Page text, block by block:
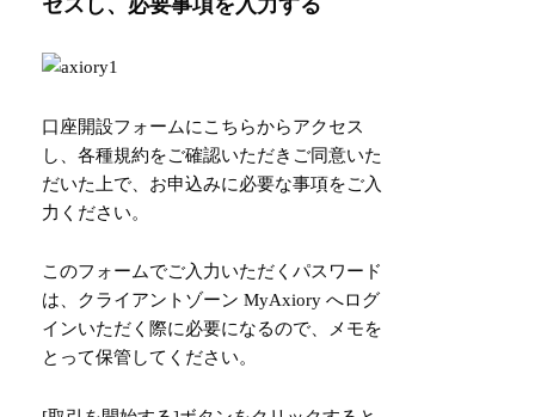
口座開設フォームに こちらからアクセス
し、各種規約をご確認いただきご同意いた
だいた上で、お申込みに必要な事項をご入
力ください。
このフォームでご入力いただくパスワード
は、クライアントゾーン MyAxiory へログ
インいただく際に必要になるので、メモを
とって保管してください。